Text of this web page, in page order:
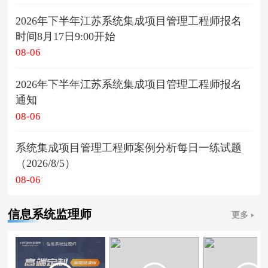
2026年下半年江苏系统集成项目管理工程师报名
时间8月17日9:00开始
08-06
2026年下半年江苏系统集成项目管理工程师报名
通知
08-06
系统集成项目管理工程师案例分析每日一练试题
（2026/8/5）
08-06
信息系统监理师 更多